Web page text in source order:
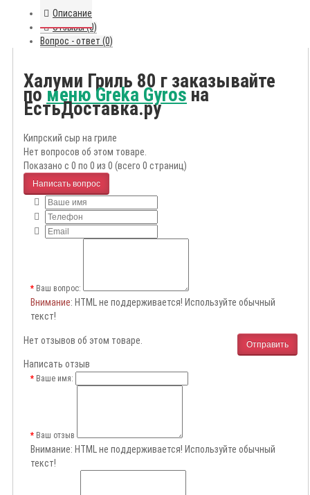
Описание
Отзывы (0)
Вопрос - ответ (0)
Халуми Гриль 80 г заказывайте
поменю Greka Gyrosна
ЕстьДоставка.ру
Кипрский сыр на гриле
Нет вопросов об этом товаре.
Показано с 0 по 0 из 0 (всего 0 страниц)
Написать вопрос
Ваш вопрос:
Внимание: HTML не поддерживается! Используйте обычный
текст!
Отправить
Нет отзывов об этом товаре.
Написать отзыв
Ваше имя:
Ваш отзыв
Внимание: HTML не поддерживается! Используйте обычный
текст!